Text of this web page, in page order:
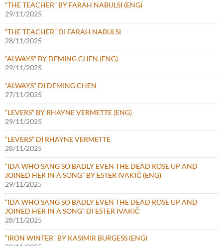
“THE TEACHER” BY FARAH NABULSI (ENG)
29/11/2025
“THE TEACHER” DI FARAH NABULSI
28/11/2025
“ALWAYS” BY DEMING CHEN (ENG)
29/11/2025
“ALWAYS” DI DEMING CHEN
27/11/2025
“LEVERS” BY RHAYNE VERMETTE (ENG)
29/11/2025
“LEVERS” DI RHAYNE VERMETTE
28/11/2025
“IDA WHO SANG SO BADLY EVEN THE DEAD ROSE UP AND
JOINED HER IN A SONG” BY ESTER IVAKIČ (ENG)
29/11/2025
“IDA WHO SANG SO BADLY EVEN THE DEAD ROSE UP AND
JOINED HER IN A SONG” DI ESTER IVAKIČ
28/11/2025
“IRON WINTER” BY KASIMIR BURGESS (ENG)